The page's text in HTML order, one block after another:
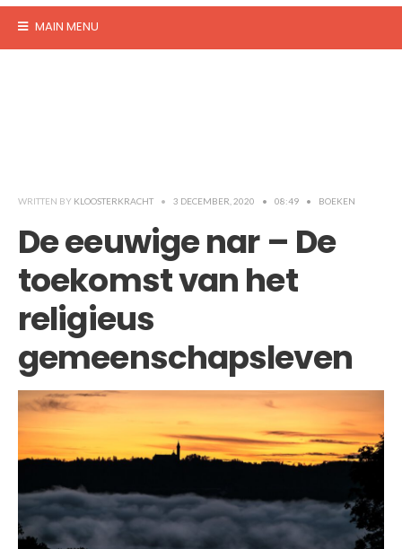
MAIN MENU
WRITTEN BY KLOOSTERKRACHT • 3 DECEMBER, 2020 • 08:49 • BOEKEN
De eeuwige nar – De
toekomst van het
religieus
gemeenschapsleven